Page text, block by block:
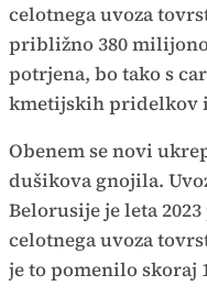
celotnega uvoza
približno 380
potrjena, bo tako s
kmetijskih pridelkov
Obenem se novi
dušikova gnojila.
Belorusije je leta
celotnega uvoza
je to pomenilo skoraj